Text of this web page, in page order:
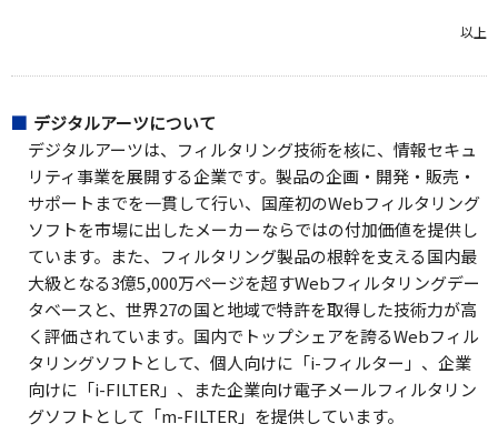
以上
デジタルアーツについて
デジタルアーツは、フィルタリング技術を核に、情報セキュ
リティ事業を展開する企業です。製品の企画・開発・販売・
サポートまでを一貫して行い、国産初のWebフィルタリング
ソフトを市場に出したメーカーならではの付加価値を提供し
ています。また、フィルタリング製品の根幹を支える国内最
大級となる3億5,000万ページを超すWebフィルタリングデー
タベースと、世界27の国と地域で特許を取得した技術力が高
く評価されています。国内でトップシェアを誇るWebフィル
タリングソフトとして、個人向けに「i-フィルター」、企業
向けに「i-FILTER」、また企業向け電子メールフィルタリン
グソフトとして「m-FILTER」を提供しています。